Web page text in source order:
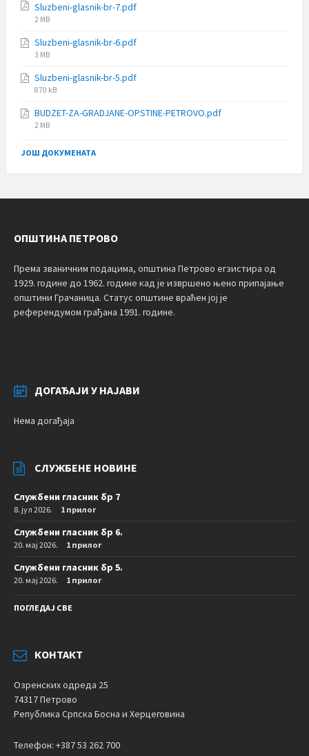
Sluzbeni-glasnik-br-7.pdf
File
2 MB
Sluzbeni-glasnik-br-6.pdf
File
3 MB
Sluzbeni-glasnik-br-5.pdf
File
870 kB
BUDZET-ZA-GRADJANE-OPSTINE-PETROVO.pdf
File
2 MB
ЈОШ ДОКУМЕНАТА
ОПШТИНА ПЕТРОВО
Према званичним подацима, општина Петрово егзистира од
1929. године до 1962. године кад је извршено њено припајање
општини Грачаница. Статус општине враћен јој је
референдумом грађана 1991. године.
ДОГАЂАЈИ У НАЈАВИ
Нема догађаја
СЛУЖБЕНЕ НОВИНЕ
Службени гласник бр 7
8. јул 2026. 1 прилог
Службени гласник бр 6.
20. мај 2026. 1 прилог
Службени гласник бр 5.
20. мај 2026. 1 прилог
ПОГЛЕДАЈ СВЕ
КОНТАКТ
Озренских одреда 25
74317 Петрово
Република Српска Босна и Херцеговина
Телефон: +387 53 262 700